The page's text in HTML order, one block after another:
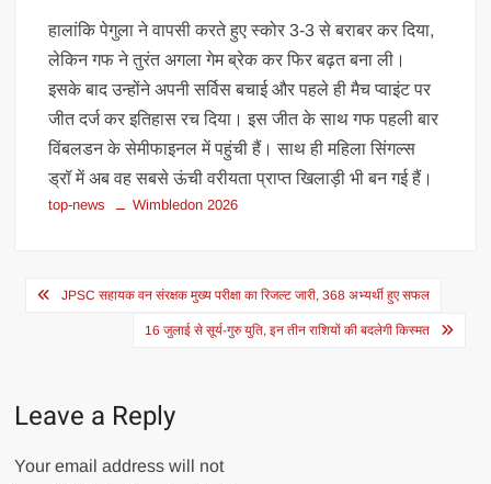
हालांकि पेगुला ने वापसी करते हुए स्कोर 3-3 से बराबर कर दिया,
लेकिन गफ ने तुरंत अगला गेम ब्रेक कर फिर बढ़त बना ली।
इसके बाद उन्होंने अपनी सर्विस बचाई और पहले ही मैच प्वाइंट पर
जीत दर्ज कर इतिहास रच दिया। इस जीत के साथ गफ पहली बार
विंबलडन के सेमीफाइनल में पहुंची हैं। साथ ही महिला सिंगल्स
ड्रॉ में अब वह सबसे ऊंची वरीयता प्राप्त खिलाड़ी भी बन गई हैं।
top-news Wimbledon 2026
Post
navigation
JPSC सहायक वन संरक्षक मुख्य परीक्षा का रिजल्ट जारी, 368 अभ्यर्थी हुए सफल
16 जुलाई से सूर्य-गुरु युति, इन तीन राशियों की बदलेगी किस्मत
Leave a Reply
Your email address will not